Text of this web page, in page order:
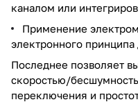
каналом или
Применение
электронного принципа
Последнее позволяет
скоростью/
переключения и